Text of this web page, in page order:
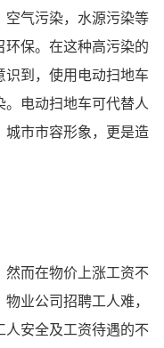
气污染，水源污染等
保。在这种高污染的
到，使用电动扫地车
电动扫地车可代替人
市市容形象，更是造
而在物价上涨工资不
业公司招聘工人难，
安全及工资待遇的不